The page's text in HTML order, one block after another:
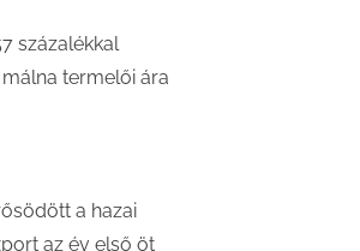
százalékkal
termelői ára
a hazai
az év első öt